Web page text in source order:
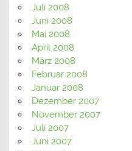
Juli 2008
Juni 2008
Mai 2008
April 2008
März 2008
Februar 2008
Januar 2008
Dezember 2007
November 2007
Juli 2007
Juni 2007